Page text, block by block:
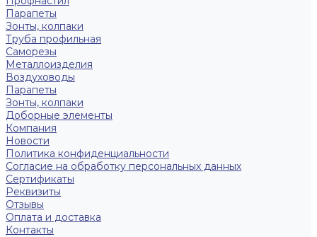
Парапеты
Зонты, колпаки
Труба профильная
Саморезы
Металлоизделия
Воздуховоды
Парапеты
Зонты, колпаки
Доборные элементы
Компания
Новости
Политика конфиденциальности
Согласие на обработку персональных данных
Сертификаты
Реквизиты
Отзывы
Оплата и доставка
Контакты